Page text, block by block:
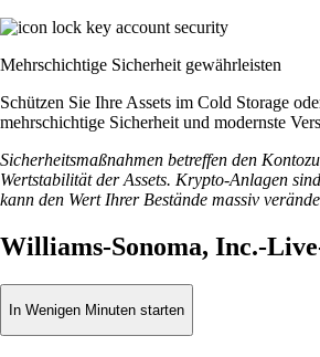
Mehrschichtige Sicherheit gewährleisten
Schützen Sie Ihre Assets im Cold Storage
mehrschichtige Sicherheit und modernste
Sicherheitsmaßnahmen betreffen den
Wertstabilität der Assets. Krypto-Anlagen
kann den Wert Ihrer Bestände massiv
Williams-Sonoma, Inc.-
In Wenigen Minuten starten